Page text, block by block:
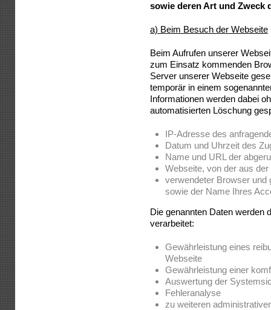
sowie deren Art und Zweck
a) Beim Besuch der Webseite
Beim Aufrufen unserer
zum Einsatz kommenden
Server unserer Webseite
temporär in einem
Informationen werden dabei
automatisierten Löschung
IP-Adresse des
Datum und Uhrzeit des
Name und URL der
Webseite, von der aus
verwendeter Browser
sowie der Name Ihres
Die genannten Daten werden
verarbeitet:
Gewährleistung eines
Webseite
Gewährleistung einer
Auswertung der
Fehleranalyse
zu weiteren